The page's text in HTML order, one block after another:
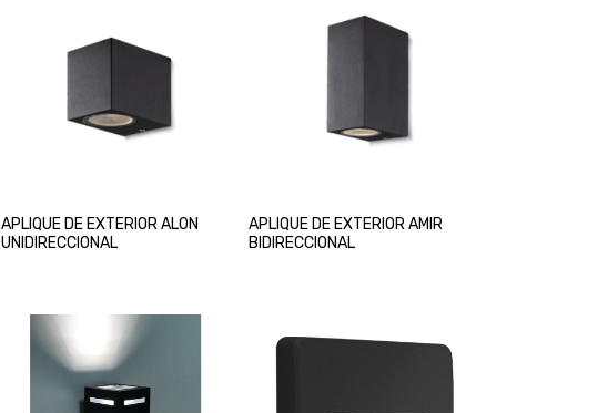
APLIQUE DE EXTERIOR ALON
UNIDIRECCIONAL
APLIQUE DE EXTERIOR AMIR
BIDIRECCIONAL